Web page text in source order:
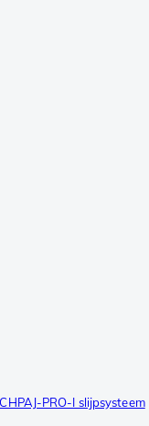
PRO-I slijpsysteem